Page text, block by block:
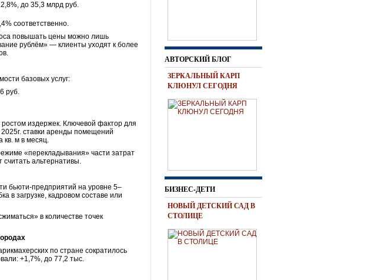
до 35,3 млрд руб.
соответственно.
повышать цены можно лишь
рублём» — клиенты уходят к более
базовых услуг:
руб.
издержек. Ключевой фактор для
ставки аренды помещений
кв. м в месяц.
«перекладывания» части затрат
альтернативы.
бьюти-предприятий на уровне 5–
в загрузке, кадровом составе или
в количестве точек
по стране сократилось
+1,7%, до 77,2 тыс.
АВТОРСКИЙ БЛОГ
ЗЕРКАЛЬНЫЙ КАРП
КЛЮНУЛ СЕГОДНЯ
БИЗНЕС-ДЕТИ
НОВЫЙ ДЕТСКИЙ САД В
СТОЛИЦЕ